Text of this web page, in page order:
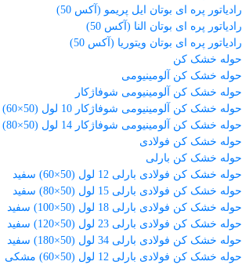
رادیاتور پره ای بوتان ایل پریمو (آکس 50)
رادیاتور پره ای بوتان النا (آکس 50)
رادیاتور پره ای بوتان ویتوریا (آکس 50)
حوله خشک کن
حوله خشک کن آلومینیومی
حوله خشک کن آلومینیومی شوفاژکار
حوله خشک کن آلومینیومی شوفاژکار 10 لول (50×60) سفید
حوله خشک کن آلومینیومی شوفاژکار 14 لول (50×80) سفید
حوله خشک کن فولادی
حوله خشک کن بارلی
حوله خشک کن فولادی بارلی 12 لول (50×60) سفید
حوله خشک کن فولادی بارلی 15 لول (50×80) سفید
حوله خشک کن فولادی بارلی 18 لول (50×100) سفید
حوله خشک کن فولادی بارلی 23 لول (50×120) سفید
حوله خشک کن فولادی بارلی 34 لول (50×180) سفید
حوله خشک کن فولادی بارلی 12 لول (50×60) مشکی